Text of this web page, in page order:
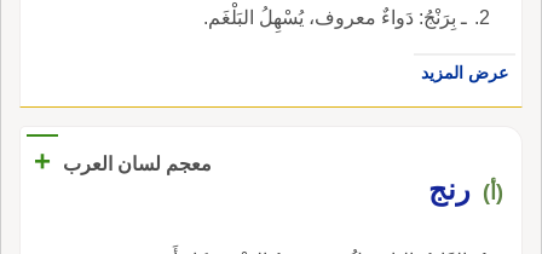
ـ بِرَنْجُ: دَواءٌ معروف، يُسْهِلُ البَلْغَم.
عرض المزيد
معجم لسان العرب +
(أ) رنج